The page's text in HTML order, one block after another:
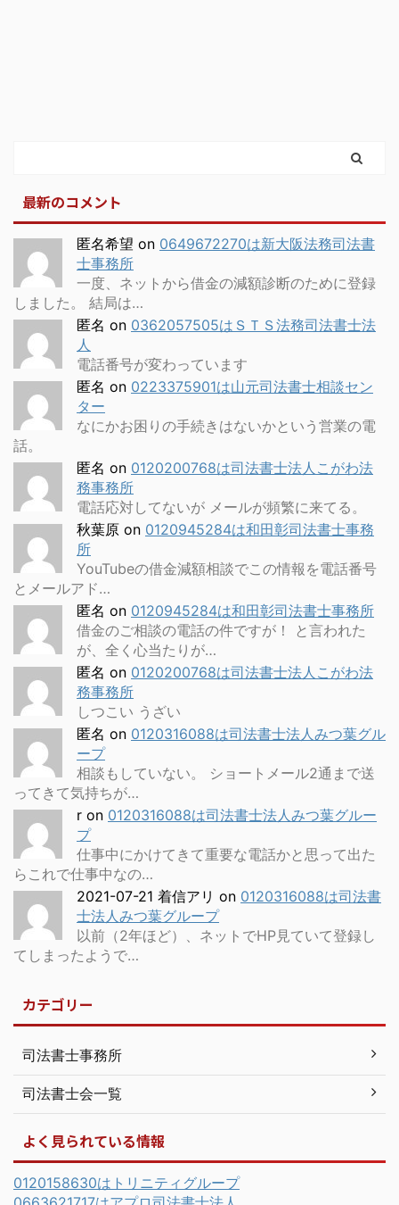
最新のコメント
匿名希望 on 0649672270は新大阪法務司法書
士事務所
一度、ネットから借金の減額診断のために登録
しました。 結局は…
匿名 on 0362057505はＳＴＳ法務司法書士法
人
電話番号が変わっています
匿名 on 0223375901は山元司法書士相談セン
ター
なにかお困りの手続きはないかという営業の電
話。
匿名 on 0120200768は司法書士法人こがわ法
務事務所
電話応対してないが メールが頻繁に来てる。
秋葉原 on 0120945284は和田彰司法書士事務
所
YouTubeの借金減額相談でこの情報を電話番号
とメールアド…
匿名 on 0120945284は和田彰司法書士事務所
借金のご相談の電話の件ですが！ と言われた
が、全く心当たりが…
匿名 on 0120200768は司法書士法人こがわ法
務事務所
しつこい うざい
匿名 on 0120316088は司法書士法人みつ葉グル
ープ
相談もしていない。 ショートメール2通まで送
ってきて気持ちが…
r on 0120316088は司法書士法人みつ葉グルー
プ
仕事中にかけてきて重要な電話かと思って出た
らこれで仕事中なの…
2021-07-21 着信アリ on 0120316088は司法書
士法人みつ葉グループ
以前（2年ほど）、ネットでHP見ていて登録し
てしまったようで…
カテゴリー
司法書士事務所
司法書士会一覧
よく見られている情報
0120158630はトリニティグループ